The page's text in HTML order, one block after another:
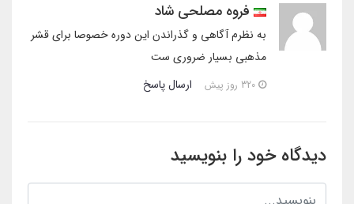
فروه مصلحی شاد
به نظرم آگاهی و گذراندن این دوره خصوصا برای قشر
مذهبی بسیار ضروری ست
ارسال پاسخ
دیدگاه خود را بنویسید